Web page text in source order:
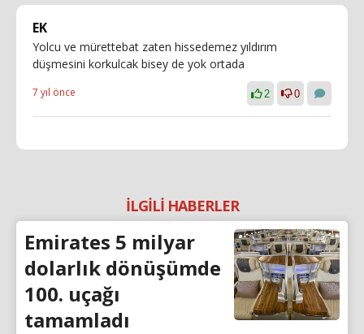
EK
Yolcu ve mürettebat zaten hissedemez yıldırım
düşmesini korkulcak bisey de yok ortada
7 yıl önce 2 0
İLGİLİ HABERLER
Emirates 5 milyar
dolarlık dönüşümde
100. uçağı
tamamladı